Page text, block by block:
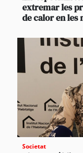
extremar les
de calor en les
Societat